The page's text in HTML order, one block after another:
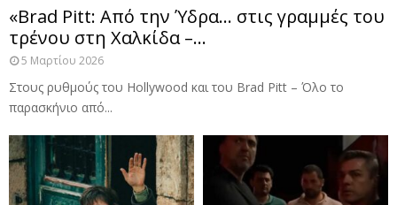
«Brad Pitt: Από την Ύδρα… στις γραμμές του
τρένου στη Χαλκίδα –...
5 Μαρτίου 2026
Στους ρυθμούς του Hollywood και του Brad Pitt – Όλο το
παρασκήνιο από...